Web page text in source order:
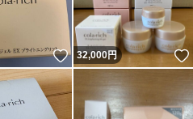
いいね！
32,000円